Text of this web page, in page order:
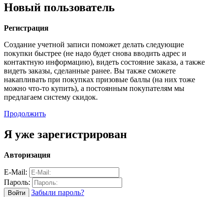
Новый пользователь
Регистрация
Создание учетной записи поможет делать следующие
покупки быстрее (не надо будет снова вводить адрес и
контактную информацию), видеть состояние заказа, а также
видеть заказы, сделанные ранее. Вы также сможете
накапливать при покупках призовые баллы (на них тоже
можно что-то купить), а постоянным покупателям мы
предлагаем систему скидок.
Продолжить
Я уже зарегистрирован
Авторизация
E-Mail:
Пароль:
Забыли пароль?